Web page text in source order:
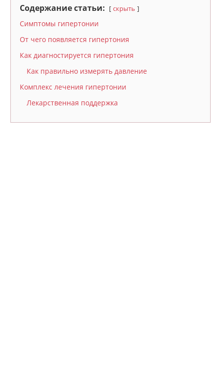
Содержание статьи: скрыть
Симптомы гипертонии
От чего появляется гипертония
Как диагностируется гипертония
Как правильно измерять давление
Комплекс лечения гипертонии
Лекарственная поддержка